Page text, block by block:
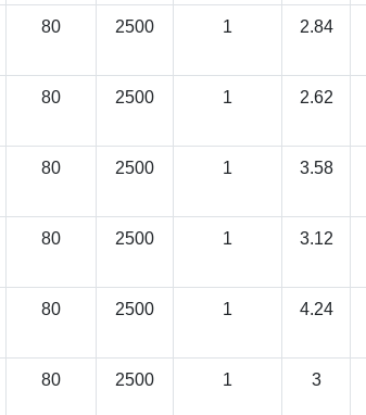
80 2500 1 2.84
80 2500 1 2.62
80 2500 1 3.58
80 2500 1 3.12
80 2500 1 4.24
80 2500 1 3